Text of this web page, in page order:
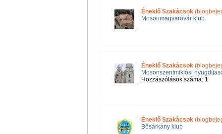
Éneklő Szakácsok
Mosonmagyaróvár klub
Éneklő Szakácsok
Mosonszentmiklósi
Hozzászólások száma: 1
Éneklő Szakácsok
Bősárkány klub